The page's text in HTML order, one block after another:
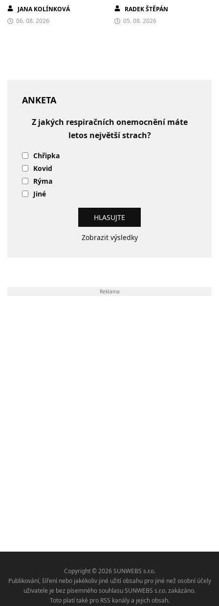
JANA KOLÍNKOVÁ
06. 08. 2026
RADEK ŠTĚPÁN
05. 08. 2026
ANKETA
Z jakých respiračních onemocnění máte
letos největší strach?
Chřipka
Kovid
Rýma
Jiné
Zobrazit výsledky
Reklama
Copyright © 2026 SUNWEBS s.r.o.
Publikování, šíření nebo jakékoliv jiné užití obsahu pro jiné než osobní účely
uživatele je bez písemného souhlasu SUNWEBS s.r.o. zakázáno.
Toto platí také pro RSS kanály a jejich obsah.